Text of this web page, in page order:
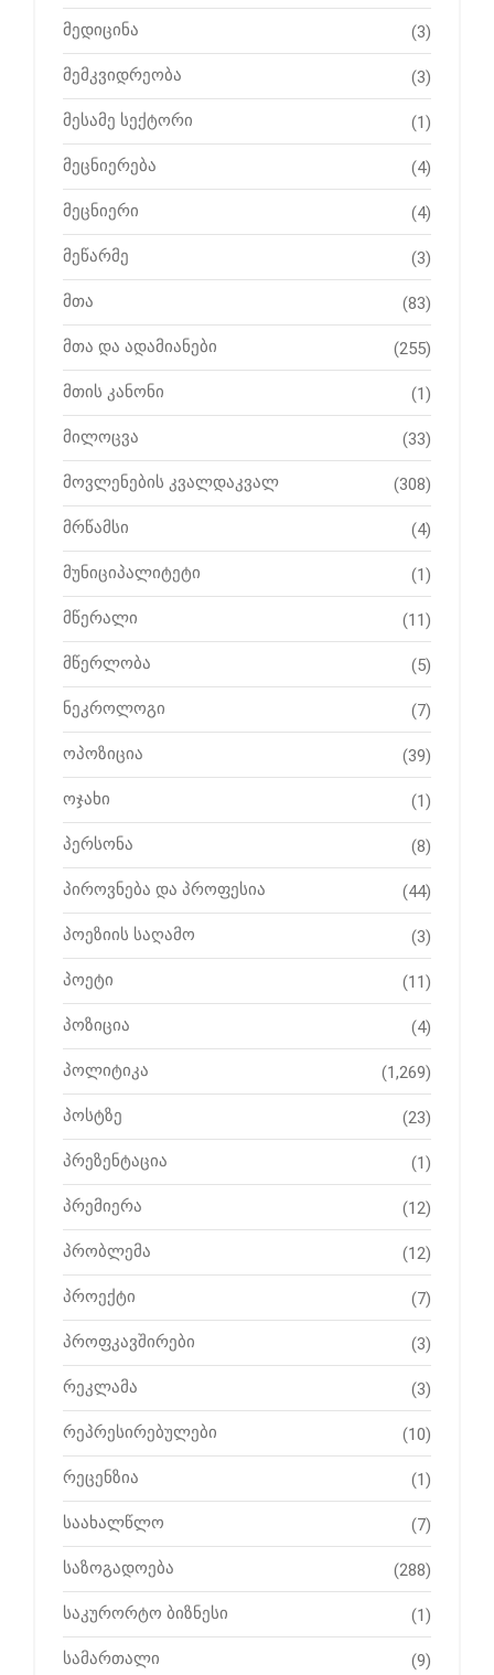
მედიცინა (3)
მემკვიდრეობა (3)
მესამე სექტორი (1)
მეცნიერება (4)
მეცნიერი (4)
მეწარმე (3)
მთა (83)
მთა და ადამიანები (255)
მთის კანონი (1)
მილოცვა (33)
მოვლენების კვალდაკვალ (308)
მრწამსი (4)
მუნიციპალიტეტი (1)
მწერალი (11)
მწერლობა (5)
ნეკროლოგი (7)
ოპოზიცია (39)
ოჯახი (1)
პერსონა (8)
პიროვნება და პროფესია (44)
პოეზიის საღამო (3)
პოეტი (11)
პოზიცია (4)
პოლიტიკა (1,269)
პოსტზე (23)
პრეზენტაცია (1)
პრემიერა (12)
პრობლემა (12)
პროექტი (7)
პროფკავშირები (3)
რეკლამა (3)
რეპრესირებულები (10)
რეცენზია (1)
საახალწლო (7)
საზოგადოება (288)
საკურორტო ბიზნესი (1)
სამართალი (9)